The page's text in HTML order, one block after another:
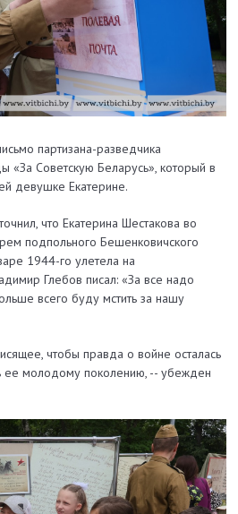
партизана-разведчика
«За Советскую Беларусь», который в
девушке Екатерине.
что Екатерина Шестакова во
подпольного Бешенковичского
1944-го улетела на
Глебов писал: «За все надо
всего буду мстить за нашу
чтобы правда о войне осталась
ее молодому поколению, -- убежден